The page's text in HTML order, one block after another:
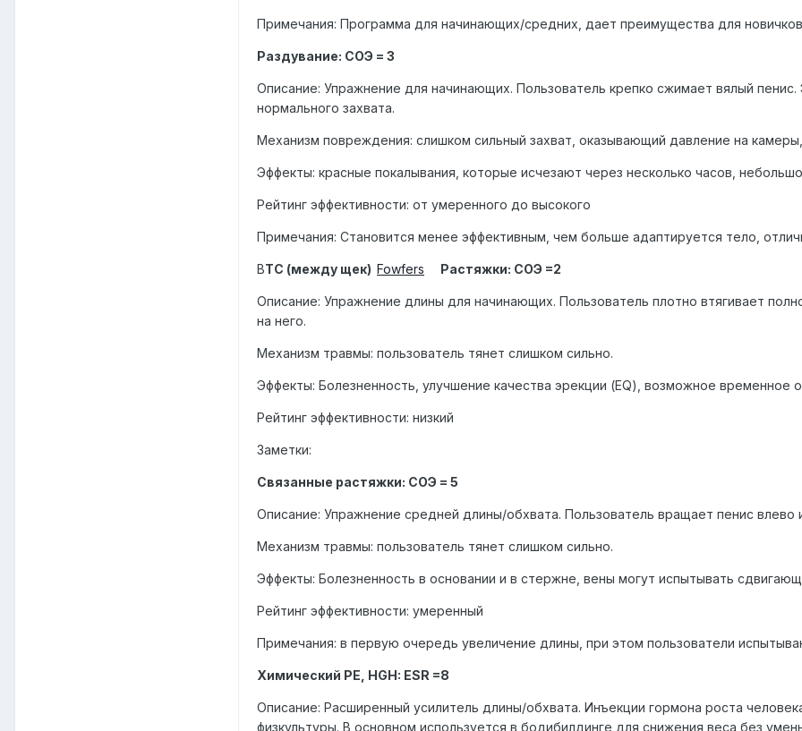
Примечания: Программа для начинающих/средних, дает преимущества для
Раздувание: СОЭ = 3
Описание: Упражнение для начинающих. Пользователь крепко сжимает вялый
нормального захвата.
Механизм повреждения: слишком сильный захват, оказывающий давление на
Эффекты: красные покалывания, которые исчезают через несколько часов,
Рейтинг эффективности: от умеренного до высокого
Примечания: Становится менее эффективным, чем больше адаптируется тело,
BTC (между щек) Fowfers Растяжки: СОЭ =2
Описание: Упражнение длины для начинающих. Пользователь плотно втягивает
на него.
Механизм травмы: пользователь тянет слишком сильно.
Эффекты: Болезненность, улучшение качества эрекции (EQ), возможное временное
Рейтинг эффективности: низкий
Заметки:
Связанные растяжки: СОЭ = 5
Описание: Упражнение средней длины/обхвата. Пользователь вращает пенис влево
Механизм травмы: пользователь тянет слишком сильно.
Эффекты: Болезненность в основании и в стержне, вены могут испытывать
Рейтинг эффективности: умеренный
Примечания: в первую очередь увеличение длины, при этом пользователи
Химический PE, HGH: ESR =8
Описание: Расширенный усилитель длины/обхвата. Инъекции гормона роста
физкультуры. В основном используется в бодибилдинге для снижения веса без